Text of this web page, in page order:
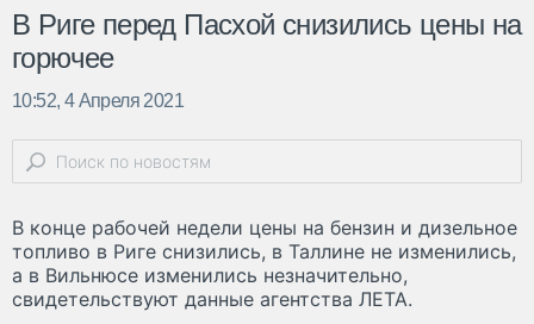
В Риге перед Пасхой снизились цены на
горючее
10:52, 4 Апреля 2021
В конце рабочей недели цены на бензин и дизельное
топливо в Риге снизились, в Таллине не изменились,
а в Вильнюсе изменились незначительно,
свидетельствуют данные агентства ЛЕТА.